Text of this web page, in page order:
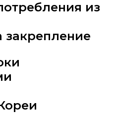
из
закрепление